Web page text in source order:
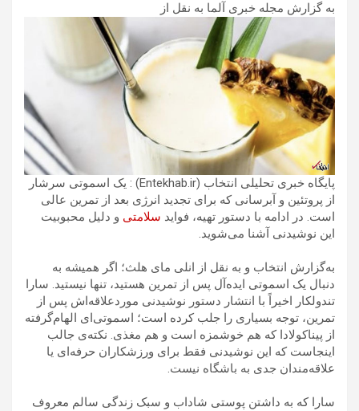
به گزارش مجله خبری آلما به نقل از
پایگاه خبری تحلیلی انتخاب (Entekhab.ir) : یک اسموتی سرشار
از پروتئین و آبرسانی که برای تجدید انرژی بعد از تمرین عالی
است. در ادامه با دستور تهیه، فواید سلامتی و دلیل محبوبیت
این نوشیدنی آشنا می‌شوید.
به‌گزارش انتخاب و به نقل از انلی مای هلث؛ اگر همیشه به
دنبال یک اسموتی ایده‌آل پس از تمرین هستید، تنها نیستید. سارا
تندولکار اخیراً با انتشار دستور نوشیدنی موردعلاقه‌اش پس از
تمرین، توجه بسیاری را جلب کرده است؛ اسموتی‌ای الهام‌گرفته
از پیناکولادا که هم خوشمزه است و هم مغذی. نکته‌ی جالب
اینجاست که این نوشیدنی فقط برای ورزشکاران حرفه‌ای یا
علاقه‌مندان جدی به باشگاه نیست.
سارا که به داشتن پوستی شاداب و سبک زندگی سالم معروف